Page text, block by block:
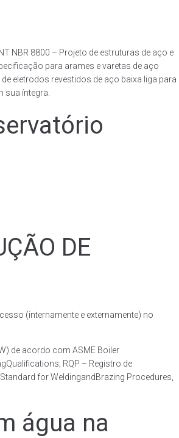
NBR 8800 – Projeto de estruturas de aço e
para arames e varetas de aço
eletrodos revestidos de aço baixa liga para
íntegra.
DE
(internamente e externamente) no
de acordo com ASME Boiler
RQP – Registro de
for WeldingandBrazing Procedures,
água na